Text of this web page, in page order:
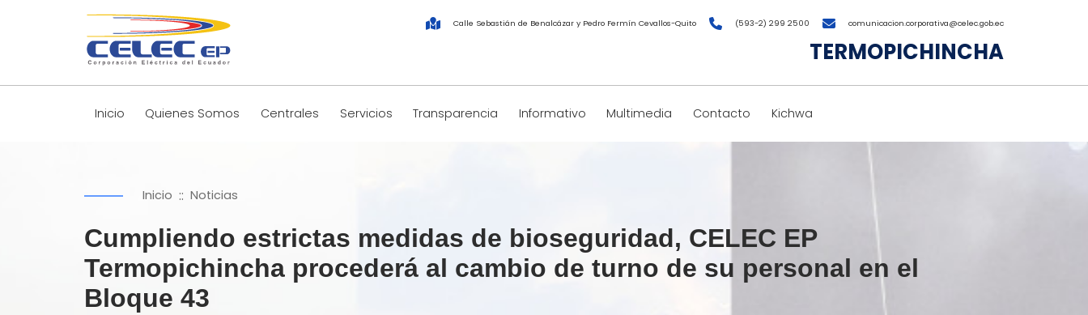
Calle Sebastián de Benalcázar y Pedro Fermín Cevallos-Quito (593-2) 299 2500 comunicacion.corporativa@celec.gob.ec
TERMOPICHINCHA
Inicio Quienes Somos Centrales Servicios Transparencia Informativo Multimedia Contacto Kichwa
Inicio :: Noticias
Cumpliendo estrictas medidas de bioseguridad, CELEC EP
Termopichincha procederá al cambio de turno de su personal en el
Bloque 43